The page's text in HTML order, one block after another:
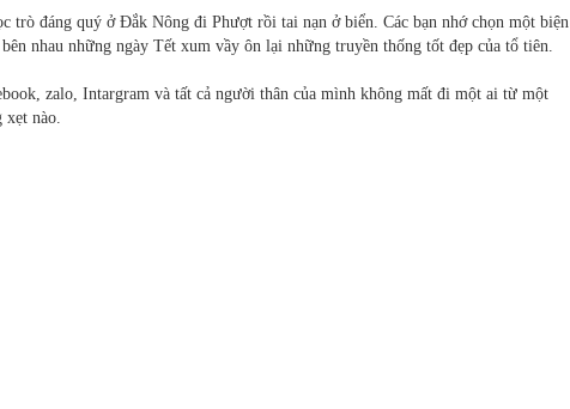
trò đáng quý ở Đắk Nông đi Phượt rồi tai nạn ở biển. Các bạn nhớ chọn một biện
nhau những ngày Tết xum vầy ôn lại những truyền thống tốt đẹp của tổ tiên.
zalo, Intargram và tất cả người thân của mình không mất đi một ai từ một
xẹt nào.